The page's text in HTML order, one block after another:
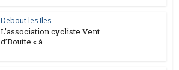
Debout les Iles
L’association cycliste Vent
d’Boutte « à...